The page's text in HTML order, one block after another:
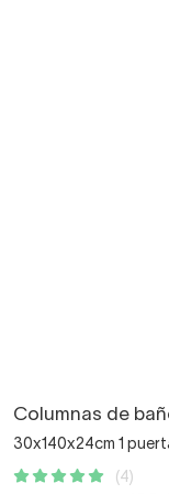
Columnas de
30x140x24cm 1
(4)